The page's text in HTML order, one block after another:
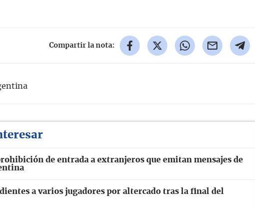
Compartir la nota:
de entrada a extranjeros que emitan mensajes de
a varios jugadores por altercado tras la final del